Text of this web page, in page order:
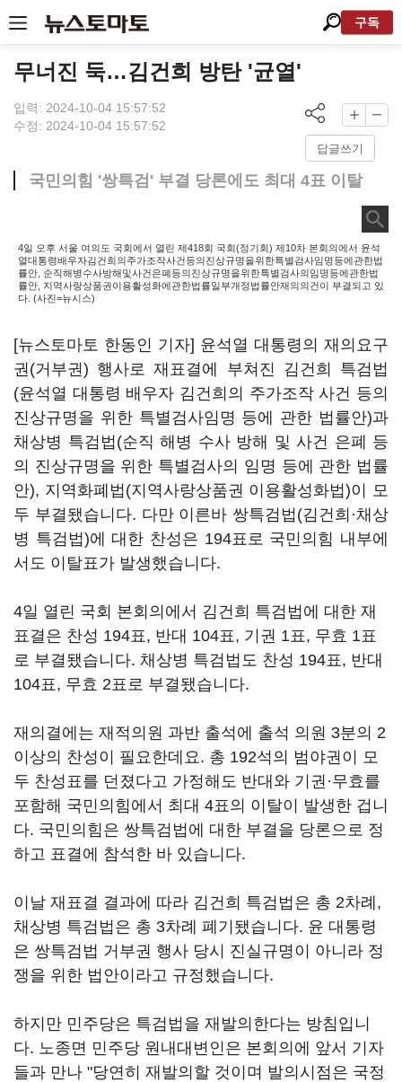
구독
무너진 둑…김건희 방탄 '균열'
입력: 2024-10-04 15:57:52
수정: 2024-10-04 15:57:52
답글쓰기
국민의힘 '쌍특검' 부결 당론에도 최대 4표 이탈
4일 오후 서울 여의도 국회에서 열린 제418회 국회(정기회) 제10차 본회의에서 윤석
열대통령배우자김건희의주가조작사건등의진상규명을위한특별검사임명등에관한법
률안, 순직해병수사방해및사건은폐등의진상규명을위한특별검사의임명등에관한법
률안, 지역사랑상품권이용활성화에관한법률일부개정법률안재의의건이 부결되고 있
다. (사진=뉴시스)
[뉴스토마토 한동인 기자] 윤석열 대통령의 재의요구
권(거부권) 행사로 재표결에 부쳐진 김건희 특검법
(윤석열 대통령 배우자 김건희의 주가조작 사건 등의
진상규명을 위한 특별검사임명 등에 관한 법률안)과
채상병 특검법(순직 해병 수사 방해 및 사건 은폐 등
의 진상규명을 위한 특별검사의 임명 등에 관한 법률
안), 지역화폐법(지역사랑상품권 이용활성화법)이 모
두 부결됐습니다. 다만 이른바 쌍특검법(김건희·채상
병 특검법)에 대한 찬성은 194표로 국민의힘 내부에
서도 이탈표가 발생했습니다.
4일 열린 국회 본회의에서 김건희 특검법에 대한 재
표결은 찬성 194표, 반대 104표, 기권 1표, 무효 1표
로 부결됐습니다. 채상병 특검법도 찬성 194표, 반대
104표, 무효 2표로 부결됐습니다.
재의결에는 재적의원 과반 출석에 출석 의원 3분의 2
이상의 찬성이 필요한데요. 총 192석의 범야권이 모
두 찬성표를 던졌다고 가정해도 반대와 기권·무효를
포함해 국민의힘에서 최대 4표의 이탈이 발생한 겁니
다. 국민의힘은 쌍특검법에 대한 부결을 당론으로 정
하고 표결에 참석한 바 있습니다.
이날 재표결 결과에 따라 김건희 특검법은 총 2차례,
채상병 특검법은 총 3차례 폐기됐습니다. 윤 대통령
은 쌍특검법 거부권 행사 당시 진실규명이 아니라 정
쟁을 위한 법안이라고 규정했습니다.
하지만 민주당은 특검법을 재발의한다는 방침입니
다. 노종면 민주당 원내대변인은 본회의에 앞서 기자
들과 만나 "당연히 재발의할 것이며 발의시점은 국정